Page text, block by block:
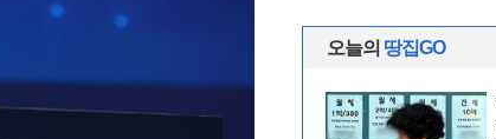
오늘의 땅집GO